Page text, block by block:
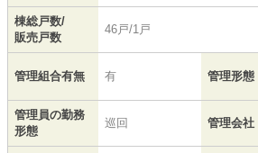
棟総戸数/
販売戸数
46戸/1戸
管理組合有無 有 管理形態
管理員の勤務
形態
巡回 管理会社